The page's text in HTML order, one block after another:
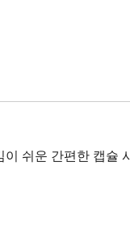
쉬운 간편한 캡슐